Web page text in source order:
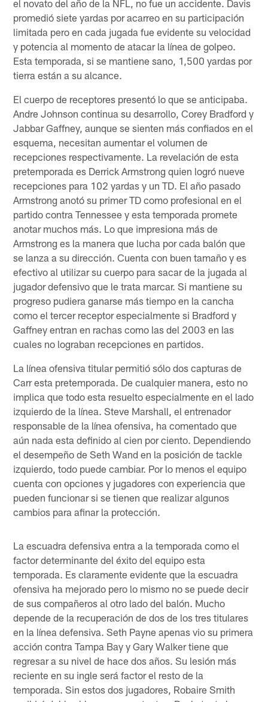
el novato del año de la NFL, no fue un accidente. Davis
promedió siete yardas por acarreo en su participación
limitada pero en cada jugada fue evidente su velocidad
y potencia al momento de atacar la línea de golpeo.
Esta temporada, si se mantiene sano, 1,500 yardas por
tierra están a su alcance.
El cuerpo de receptores presentó lo que se anticipaba.
Andre Johnson continua su desarrollo, Corey Bradford y
Jabbar Gaffney, aunque se sienten más confiados en el
esquema, necesitan aumentar el volumen de
recepciones respectivamente. La revelación de esta
pretemporada es Derrick Armstrong quien logró nueve
recepciones para 102 yardas y un TD. El año pasado
Armstrong anotó su primer TD como profesional en el
partido contra Tennessee y esta temporada promete
anotar muchos más. Lo que impresiona más de
Armstrong es la manera que lucha por cada balón que
se lanza a su dirección. Cuenta con buen tamaño y es
efectivo al utilizar su cuerpo para sacar de la jugada al
jugador defensivo que le trata marcar. Si mantiene su
progreso pudiera ganarse más tiempo en la cancha
como el tercer receptor especialmente si Bradford y
Gaffney entran en rachas como las del 2003 en las
cuales no lograban recepciones en partidos.
La línea ofensiva titular permitió sólo dos capturas de
Carr esta pretemporada. De cualquier manera, esto no
implica que todo esta resuelto especialmente en el lado
izquierdo de la línea. Steve Marshall, el entrenador
responsable de la línea ofensiva, ha comentado que
aún nada esta definido al cien por ciento. Dependiendo
el desempeño de Seth Wand en la posición de tackle
izquierdo, todo puede cambiar. Por lo menos el equipo
cuenta con opciones y jugadores con experiencia que
pueden funcionar si se tienen que realizar algunos
cambios para afinar la protección.
La escuadra defensiva entra a la temporada como el
factor determinante del éxito del equipo esta
temporada. Es claramente evidente que la escuadra
ofensiva ha mejorado pero lo mismo no se puede decir
de sus compañeros al otro lado del balón. Mucho
depende de la recuperación de dos de los tres titulares
en la línea defensiva. Seth Payne apenas vio su primera
acción contra Tampa Bay y Gary Walker tiene que
regresar a su nivel de hace dos años. Su lesión más
reciente en su ingle será factor el resto de la
temporada. Sin estos dos jugadores, Robaire Smith